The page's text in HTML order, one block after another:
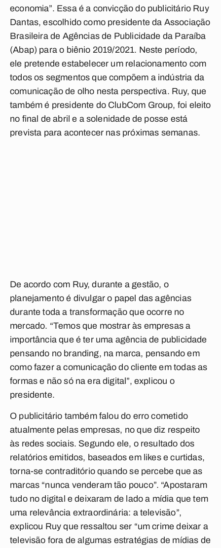
economia”. Essa é a convicção do publicitário Ruy
Dantas, escolhido como presidente da Associação
Brasileira de Agências de Publicidade da Paraíba
(Abap) para o biênio 2019/2021. Neste período,
ele pretende estabelecer um relacionamento com
todos os segmentos que compõem a indústria da
comunicação de olho nesta perspectiva. Ruy, que
também é presidente do ClubCom Group, foi eleito
no final de abril e a solenidade de posse está
prevista para acontecer nas próximas semanas.
De acordo com Ruy, durante a gestão, o
planejamento é divulgar o papel das agências
durante toda a transformação que ocorre no
mercado. “Temos que mostrar às empresas a
importância que é ter uma agência de publicidade
pensando no branding, na marca, pensando em
como fazer a comunicação do cliente em todas as
formas e não só na era digital”, explicou o
presidente.
O publicitário também falou do erro cometido
atualmente pelas empresas, no que diz respeito
às redes sociais. Segundo ele, o resultado dos
relatórios emitidos, baseados em likes e curtidas,
torna-se contraditório quando se percebe que as
marcas “nunca venderam tão pouco”. “Apostaram
tudo no digital e deixaram de lado a mídia que tem
uma relevância extraordinária: a televisão”,
explicou Ruy que ressaltou ser “um crime deixar a
televisão fora de algumas estratégias de mídias de